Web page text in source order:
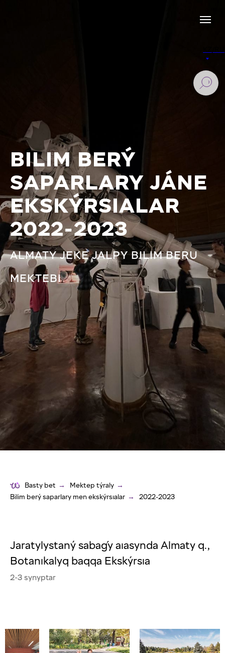
BILIM BERÝ
SAPARLARY JÁNE
EKSKÝRSIALAR
2022-2023
ALMATY JEKE JALPY BILIM BERU
MEKTEBI
Basty bet → Mektep týraly →
Bilim berý saparlary men ekskýrsıalar → 2022-2023
Jaratylystaný sabaǵy aıasynda Almaty q.,
Botanıkalyq baqqa Ekskýrsıa
2-3 synyptar